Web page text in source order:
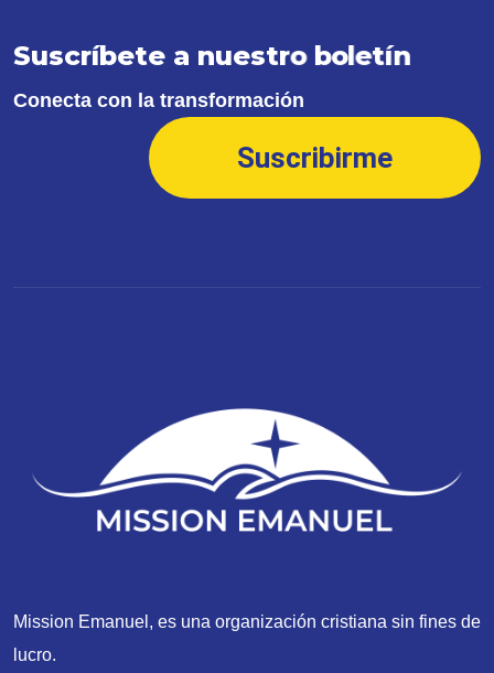
Suscríbete a nuestro boletín
Conecta con la transformación
Suscribirme
Mission Emanuel, es una organización cristiana sin fines de
lucro.